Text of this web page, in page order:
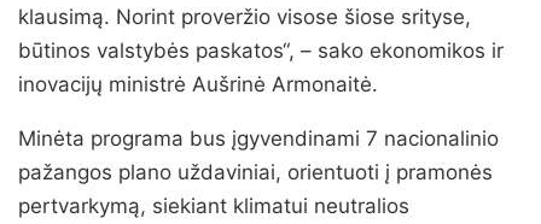
klausimą. Norint proveržio visose šiose srityse,
būtinos valstybės paskatos“, – sako ekonomikos ir
inovacijų ministrė Aušrinė Armonaitė.
Minėta programa bus įgyvendinami 7 nacionalinio
pažangos plano uždaviniai, orientuoti į pramonės
pertvarkymą, siekiant klimatui neutralios